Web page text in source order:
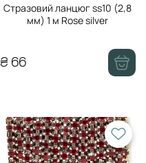
Стразовий ланцюг ss10 (2,8
мм) 1 м Rose silver
₴ 66